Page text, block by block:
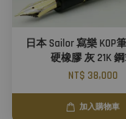
日本 Sailor 寫樂 KOP
硬橡膠 灰 21K
NT$ 38,000
加入購物車